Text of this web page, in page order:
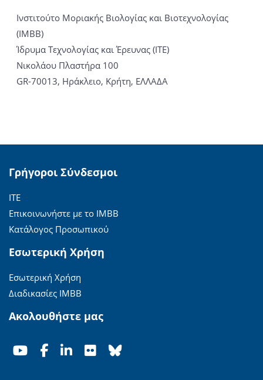
Ινστιτούτο Μοριακής Βιολογίας και Βιοτεχνολογίας
(ΙΜΒΒ)
Ίδρυμα Τεχνολογίας και Έρευνας (ΙΤΕ)
Νικολάου Πλαστήρα 100
GR-70013, Ηράκλειο, Κρήτη, ΕΛΛΑΔΑ
Γρήγοροι Σύνδεσμοι
ΙΤΕ
Επικοινωνήστε με το ΙΜΒΒ
Κατάλογος Προσωπικού
Εσωτερική Χρήση
Εσωτερική Χρήση
Διαδικασίες ΙΜΒΒ
Ακολουθήστε μας